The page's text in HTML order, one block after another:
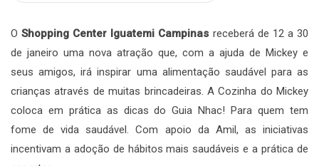
OShopping Center Iguatemi Campinas receberá de 12 a 30
de janeiro uma nova atração que, com a ajuda de Mickey e
seus amigos, irá inspirar uma alimentação saudável para as
crianças através de muitas brincadeiras. A Cozinha do Mickey
coloca em prática as dicas do Guia Nhac! Para quem tem
fome de vida saudável. Com apoio da Amil, as iniciativas
incentivam a adoção de hábitos mais saudáveis e a prática de